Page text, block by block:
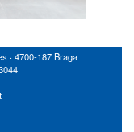
‧ 4700-187 Braga